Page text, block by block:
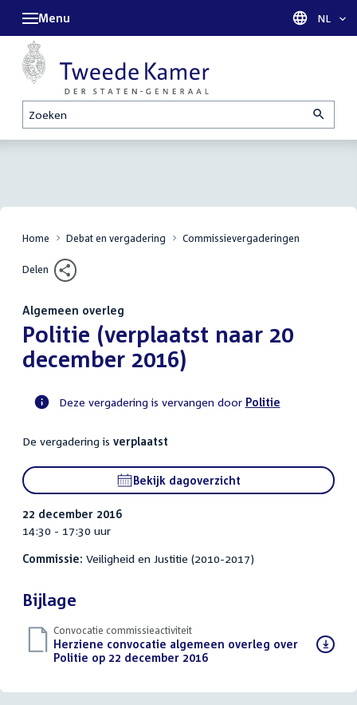
Zoeken
Menu Taal
NL
Home Debat en vergadering Commissievergaderingen
Delen
Algemeen overleg
:Politie (verplaatst naar 20
december 2016)
commissie
activiteit
Deze vergadering is vervangen door Politie
De vergadering is verplaatst
Bekijk dagoverzicht
22 december 2016
14:30 - 17:30 uur
Commissie: Veiligheid en Justitie (2010-2017)
Bijlage
Convocatie commissieactiviteit
Download
bestand:
Herziene convocatie algemeen overleg over
Politie op 22 december 2016(PDF)